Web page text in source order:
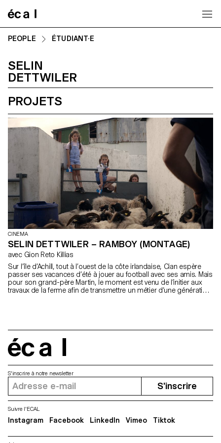
PEOPLE ÉTUDIANT·E
SELIN
DETTWILER
PROJETS
CINEMA
SELIN DETTWILER – RAMBOY (MONTAGE)
avec Gion Reto Killias
Sur l’île d’Achill, tout à l’ouest de la côte irlandaise, Cian espère
passer ses vacances d’été à jouer au football avec ses amis. Mais
pour son grand-père Martin, le moment est venu de l’initier aux
travaux de la ferme afin de transmettre un métier d’une génération
S'inscrire à notre newsletter
S'inscrire
Suivre l'ECAL
Instagram Facebook LinkedIn Vimeo Tiktok